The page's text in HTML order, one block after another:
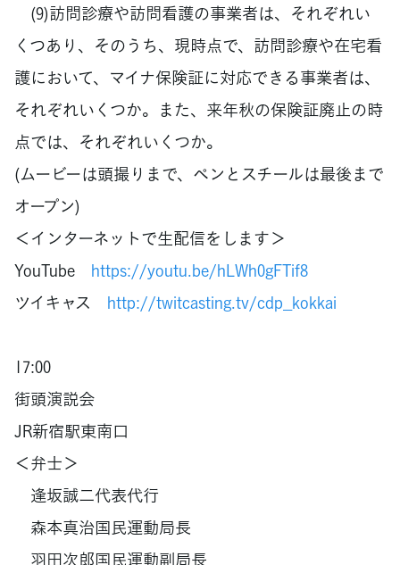
(9)訪問診療や訪問看護の事業者は、それぞれい
くつあり、そのうち、現時点で、訪問診療や在宅看
護において、マイナ保険証に対応できる事業者は、
それぞれいくつか。また、来年秋の保険証廃止の時
点では、それぞれいくつか。
(ムービーは頭撮りまで、ペンとスチールは最後まで
オープン)
＜インターネットで生配信をします＞
YouTube https://youtu.be/hLWh0gFTif8
ツイキャス http://twitcasting.tv/cdp_kokkai
17:00
街頭演説会
JR新宿駅東南口
＜弁士＞
逢󠄀坂誠二代表代行
森本真治国民運動局長
羽田次郎国民運動副局長